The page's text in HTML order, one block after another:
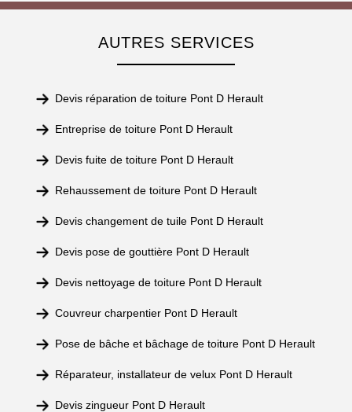
AUTRES SERVICES
Devis réparation de toiture Pont D Herault
Entreprise de toiture Pont D Herault
Devis fuite de toiture Pont D Herault
Rehaussement de toiture Pont D Herault
Devis changement de tuile Pont D Herault
Devis pose de gouttière Pont D Herault
Devis nettoyage de toiture Pont D Herault
Couvreur charpentier Pont D Herault
Pose de bâche et bâchage de toiture Pont D Herault
Réparateur, installateur de velux Pont D Herault
Devis zingueur Pont D Herault